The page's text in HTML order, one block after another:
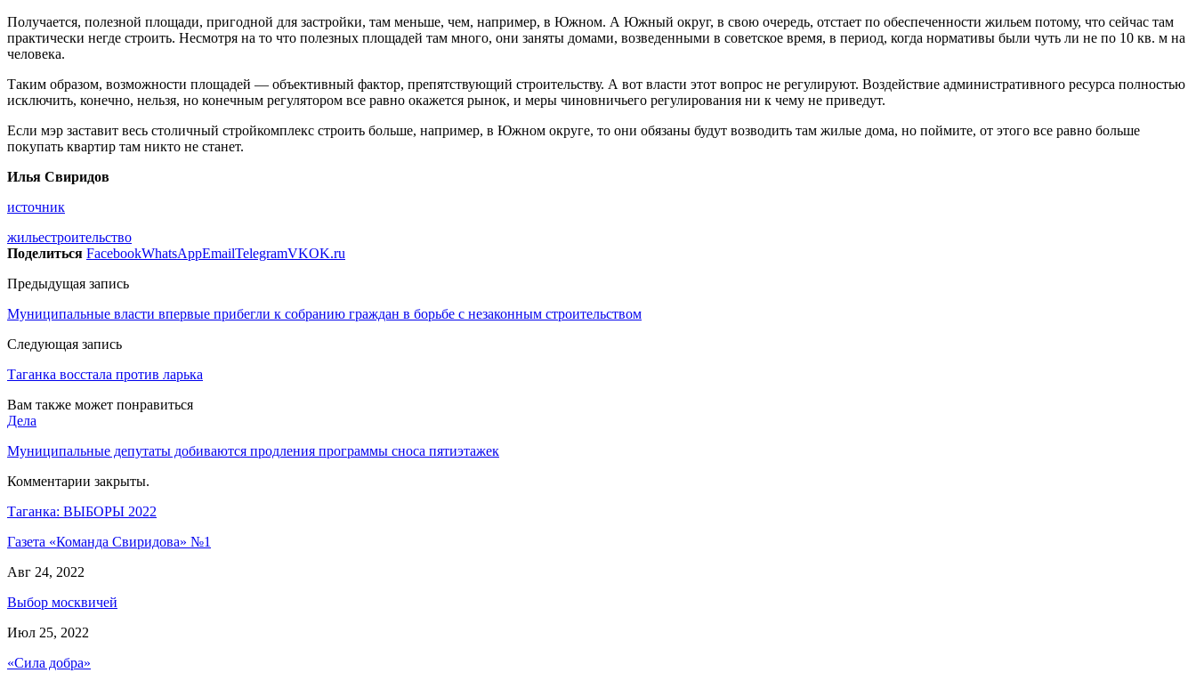
Получается, полезной площади, пригодной для застройки, там меньше, чем, например, в Южном. А Южный округ, в свою очередь, отстает по обеспеченности жильем потому, что сейчас там
практически негде строить. Несмотря на то что полезных площадей там много, они заняты домами, возведенными в советское время, в период, когда нормативы были чуть ли не по 10 кв. м на
человека.
Таким образом, возможности площадей — объективный фактор, препятствующий строительству. А вот власти этот вопрос не регулируют. Воздействие административного ресурса полностью
исключить, конечно, нельзя, но конечным регулятором все равно окажется рынок, и меры чиновничьего регулирования ни к чему не приведут.
Если мэр заставит весь столичный стройкомплекс строить больше, например, в Южном округе, то они обязаны будут возводить там жилые дома, но поймите, от этого все равно больше
покупать квартир там никто не станет.
Илья Свиридов
источник
жильестроительство
Поделиться FacebookWhatsAppEmailTelegramVKOK.ru
Предыдущая запись
Муниципальные власти впервые прибегли к собранию граждан в борьбе с незаконным строительством
Следующая запись
Таганка восстала против ларька
Вам также может понравиться
Дела
Муниципальные депутаты добиваются продления программы сноса пятиэтажек
Комментарии закрыты.
Таганка: ВЫБОРЫ 2022
Газета «Команда Свиридова» №1
Авг 24, 2022
Выбор москвичей
Июл 25, 2022
«Сила добра»